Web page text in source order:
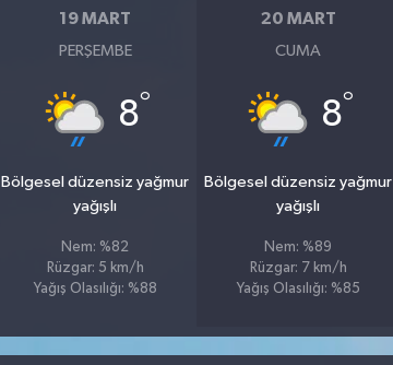
19 MART
PERŞEMBE
8°
Bölgesel düzensiz yağmur
yağışlı
Nem: %82
Rüzgar: 5 km/h
Yağış Olasılığı: %88
20 MART
CUMA
8°
Bölgesel düzensiz yağmur
yağışlı
Nem: %89
Rüzgar: 7 km/h
Yağış Olasılığı: %85